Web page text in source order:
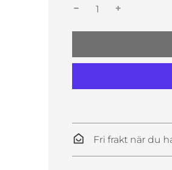
Fri frakt när du